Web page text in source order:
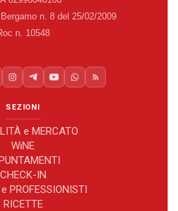
n. 8 del 25/02/2009
n. 10548
SEZIONI
e MERCATO
WiNE
CHECK-IN
PROFESSIONISTI
RICETTE